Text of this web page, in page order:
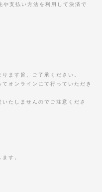
支払い方法を利用して決済で
ます旨、ご了承ください。
オンラインにて行っていただき
たしませんのでご注意くださ
ます。